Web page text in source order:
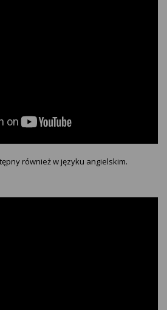
również w języku angielskim.